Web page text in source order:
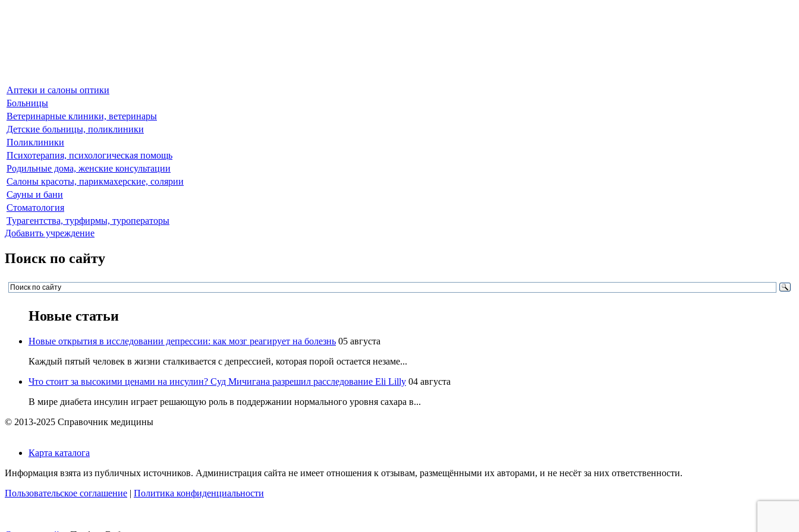
Аптеки и салоны оптики
Больницы
Ветеринарные клиники, ветеринары
Детские больницы, поликлиники
Поликлиники
Психотерапия, психологическая помощь
Родильные дома, женские консультации
Салоны красоты, парикмахерские, солярии
Сауны и бани
Стоматология
Турагентства, турфирмы, туроператоры
Добавить учреждение
Поиск по сайту
Новые статьи
Новые открытия в исследовании депрессии: как мозг реагирует на болезнь 05 августа
Каждый пятый человек в жизни сталкивается с депрессией, которая порой остается незаме...
Что стоит за высокими ценами на инсулин? Суд Мичигана разрешил расследование Eli Lilly 04 августа
В мире диабета инсулин играет решающую роль в поддержании нормального уровня сахара в...
© 2013-2025 Справочник медицины
Карта каталога
Информация взята из публичных источников. Администрация сайта не имеет отношения к отзывам, размещёнными их авторами, и не несёт за них ответственности.
Пользовательское соглашение | Политика конфиденциальности